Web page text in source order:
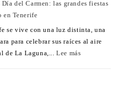
del Carmen: las grandes fiestas
en Tenerife
se vive con una luz distinta, una
para celebrar sus raíces al aire
de La Laguna,...Lee más